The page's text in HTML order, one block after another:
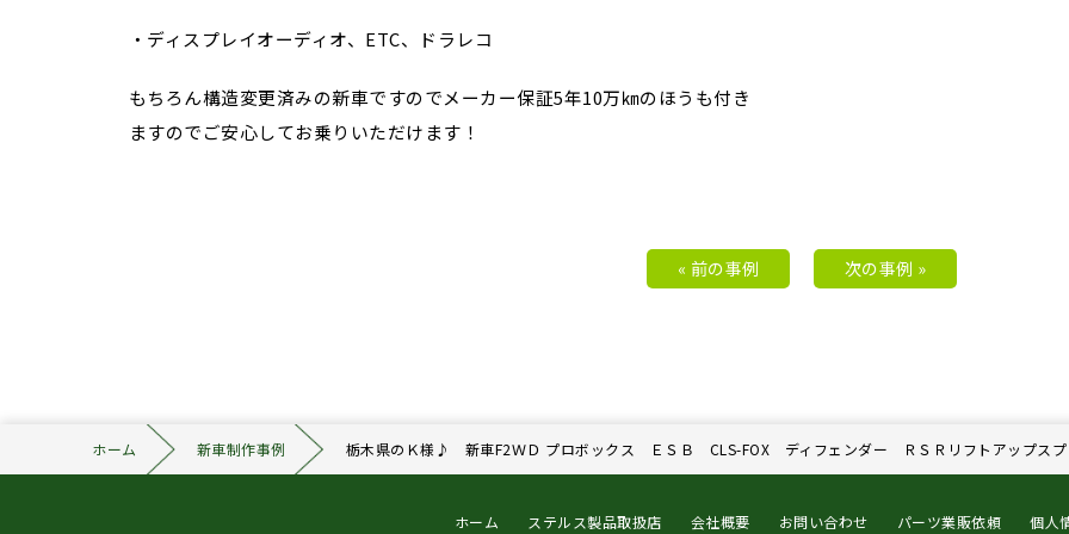
・ディスプレイオーディオ、ETC、ドラレコ
もちろん構造変更済みの新車ですのでメーカー保証5年10万㎞のほうも付き
ますのでご安心してお乗りいただけます！
« 前の事例 次の事例 »
ホーム 新車制作事例 栃木県のＫ様♪ 新車F2ＷＤ プロボックス ＥＳＢ CLS-FOX ディフェンダー ＲＳＲリフトアップスプ
ホーム ステルス製品取扱店 会社概要 お問い合わせ パーツ業販依頼 個人